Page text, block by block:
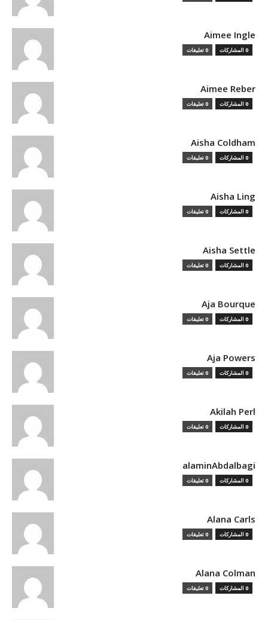
Aimee Ingle
0 المشاركات 0 تعليقات
Aimee Reber
0 المشاركات 0 تعليقات
Aisha Coldham
0 المشاركات 0 تعليقات
Aisha Ling
0 المشاركات 0 تعليقات
Aisha Settle
0 المشاركات 0 تعليقات
Aja Bourque
0 المشاركات 0 تعليقات
Aja Powers
0 المشاركات 0 تعليقات
Akilah Perl
0 المشاركات 0 تعليقات
alaminAbdalbagi
0 المشاركات 0 تعليقات
Alana Carls
0 المشاركات 0 تعليقات
Alana Colman
0 المشاركات 0 تعليقات